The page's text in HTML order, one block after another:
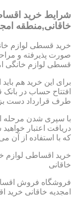
شرایط خرید
خاقانی,منطقه
خرید قسطی لوازم
صورت پذیرفته و
قسطی لوازم خانگی
برای این خرید هم
افتتاح حساب در
طرف قرارداد دست
با سپری شدن مرحله
دریافت اعتبار
که با استفاده از آن
خرید اقساطی لوازم
خاقانی
فروشگاه فروش
امجدیه خاقانی خرید